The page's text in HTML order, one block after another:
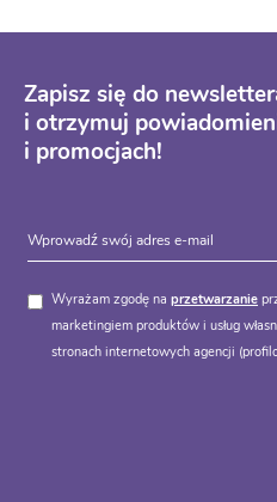
Zapisz się do
i otrzymuj
i promocjach!
Wyrażam zgodę na przetwarzanie
marketingiem produktów i usług
stronach internetowych agencji